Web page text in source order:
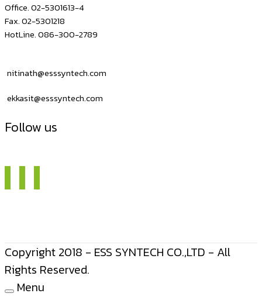
Office. 02-5301613-4
Fax. 02-5301218
HotLine. 086-300-2789
nitinath@esssyntech.com
ekkasit@esssyntech.com
Follow us
Copyright 2018 - ESS SYNTECH CO.,LTD - All
Rights Reserved.
Menu